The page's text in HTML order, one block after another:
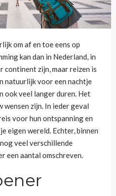
om af en toe eens op
kan dan in Nederland, in
continent zijn, maar reizen is
natuurlijk voor een nachtje
ook veel langer duren. Het
wensen zijn. In ieder geval
voor hun ontspanning en
eigen wereld. Echter, binnen
veel verschillende
een aantal omschreven.